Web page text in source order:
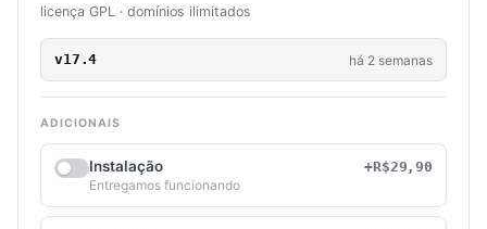
licença GPL · domínios ilimitados
v17.4 há 2 semanas
ADICIONAIS
Instalação
+R$29,90
Entregamos funcionando